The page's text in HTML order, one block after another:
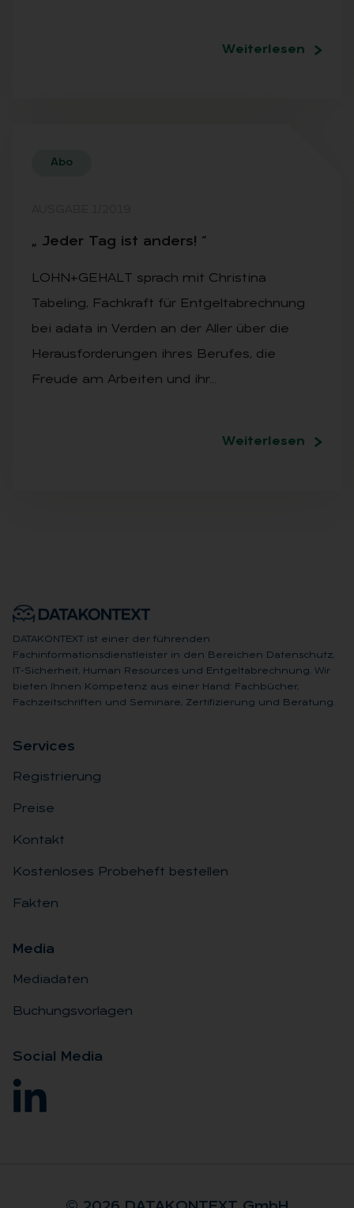
Weiterlesen
Abo
„ Je­der Tag ist an­ders! “
LOHN+GEHALT sprach mit Christina
Tabeling, Fachkraft für Entgeltabrechnung
bei adata in Verden an der Aller über die
Herausforderungen ihres Berufes, die
Freude am Arbeiten und ihr…
Weiterlesen
DATAKONTEXT ist einer der führenden
Fachinformationsdienstleister in den Bereichen Datenschutz,
IT-Sicherheit, Human Resources und Entgeltabrechnung. Wir
bieten Ihnen Kompetenz aus einer Hand: Fachbücher,
Fachzeitschriften und Seminare, Zertifizierung und Beratung.
Ser­vices
Registrierung
Preise
Kontakt
Kostenloses Probeheft bestellen
Fakten
Me­dia
Mediadaten
Buchungsvorlagen
So­ci­al Me­dia